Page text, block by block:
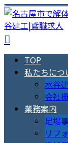
TOP
私たちにつ
水谷
会社
業務案内
足場
リフ